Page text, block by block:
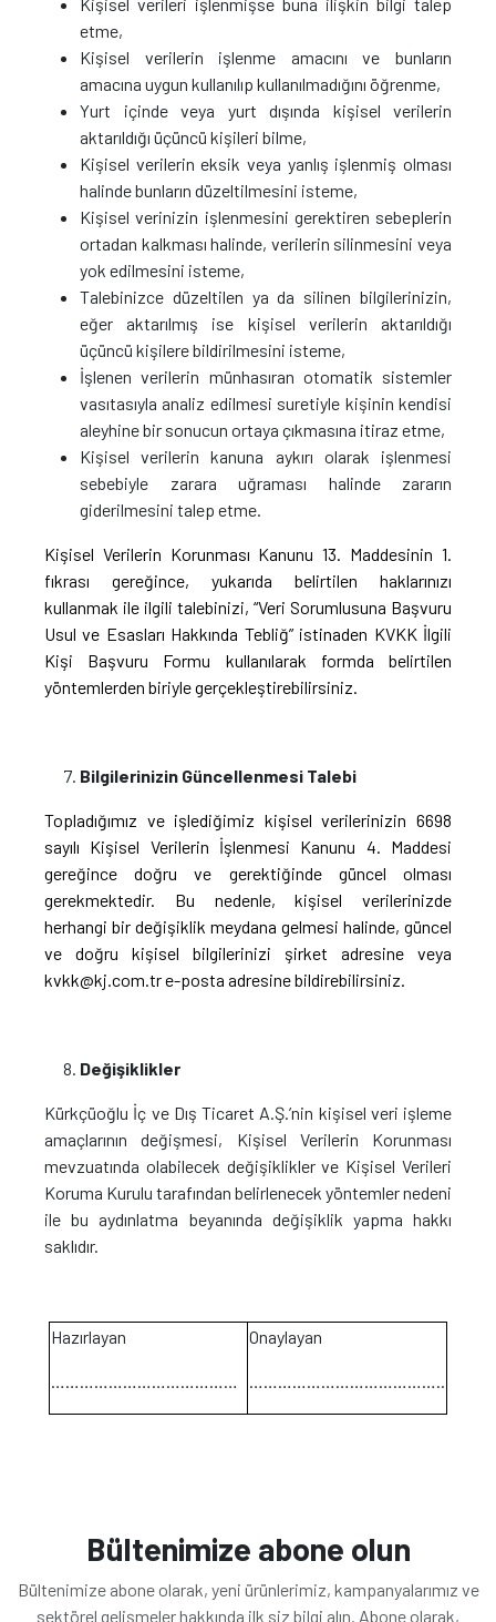
etme,
Kişisel verilerin işlenme amacını ve bunların
amacına uygun kullanılıp kullanılmadığını öğrenme,
Yurt içinde veya yurt dışında kişisel verilerin
aktarıldığı üçüncü kişileri bilme,
Kişisel verilerin eksik veya yanlış işlenmiş olması
halinde bunların düzeltilmesini isteme,
Kişisel verinizin işlenmesini gerektiren sebeplerin
ortadan kalkması halinde, verilerin silinmesini veya
yok edilmesini isteme,
Talebinizce düzeltilen ya da silinen bilgilerinizin,
eğer aktarılmış ise kişisel verilerin aktarıldığı
üçüncü kişilere bildirilmesini isteme,
İşlenen verilerin münhasıran otomatik sistemler
vasıtasıyla analiz edilmesi suretiyle kişinin kendisi
aleyhine bir sonucun ortaya çıkmasına itiraz etme,
Kişisel verilerin kanuna aykırı olarak işlenmesi
sebebiyle zarara uğraması halinde zararın
giderilmesini talep etme.
Kişisel Verilerin Korunması Kanunu 13. Maddesinin 1.
fıkrası gereğince, yukarıda belirtilen haklarınızı
kullanmak ile ilgili talebinizi, “Veri Sorumlusuna Başvuru
Usul ve Esasları Hakkında Tebliğ” istinaden KVKK İlgili
Kişi Başvuru Formu kullanılarak formda belirtilen
yöntemlerden biriyle gerçekleştirebilirsiniz.
Bilgilerinizin Güncellenmesi Talebi
Topladığımız ve işlediğimiz kişisel verilerinizin 6698
sayılı Kişisel Verilerin İşlenmesi Kanunu 4. Maddesi
gereğince doğru ve gerektiğinde güncel olması
gerekmektedir. Bu nedenle, kişisel verilerinizde
herhangi bir değişiklik meydana gelmesi halinde, güncel
ve doğru kişisel bilgilerinizi şirket adresine veya
kvkk@kj.com.tre-posta adresine bildirebilirsiniz.
Değişiklikler
Kürkçüoğlu İç ve Dış Ticaret A.Ş.’nin kişisel veri işleme
amaçlarının değişmesi, Kişisel Verilerin Korunması
mevzuatında olabilecek değişiklikler ve Kişisel Verileri
Koruma Kurulu tarafından belirlenecek yöntemler nedeni
ile bu aydınlatma beyanında değişiklik yapma hakkı
saklıdır.
Hazırlayan
…………………………………
Onaylayan
…………………………………..
Bültenimize abone olun
Bültenimize abone olarak, yeni ürünlerimiz, kampanyalarımız ve
sektörel gelişmeler hakkında ilk siz bilgi alın. Abone olarak,